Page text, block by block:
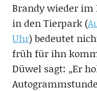
Brandy wieder im
in den Tierpark (
Uhr) bedeutet
früh für ihn
Düwel sagt: „Er